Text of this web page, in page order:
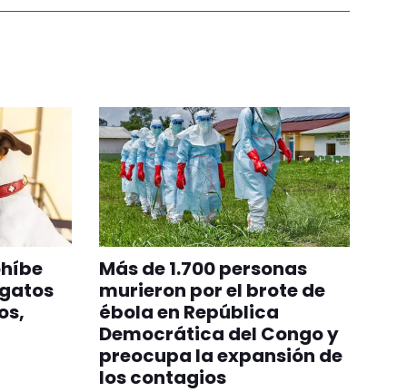
Más de 1.700 personas
murieron por el brote de
ébola en República
Democrática del Congo y
preocupa la expansión de
los contagios